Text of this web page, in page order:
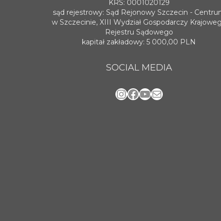
KRS: 0001020129
sąd rejestrowy: Sąd Rejonowy Szczecin -
w Szczecinie, XIII Wydział Gospodarczy
Rejestru Sądowego
kapitał zakładowy: 5 000,00 PLN
SOCIAL MEDIA
Instagram
Facebook
YouTube
Mail